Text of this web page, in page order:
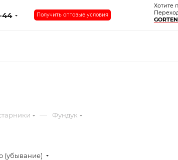
44 Получить оптовые условия
Хотите
— Фундук
(убывание)